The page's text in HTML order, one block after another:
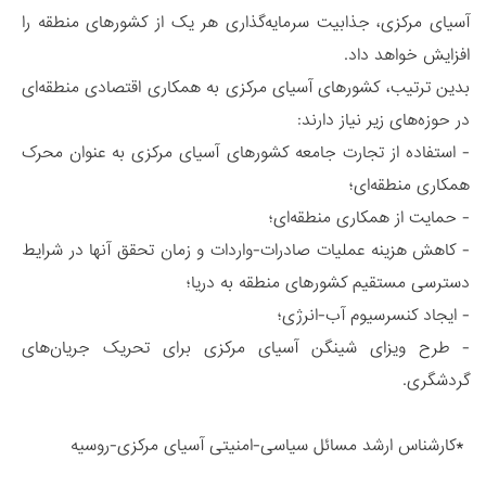
آسیای مرکزی، جذابیت سرمایه‌گذاری هر یک از کشورهای منطقه را
افزایش خواهد داد.
بدین ترتیب، کشورهای آسیای مرکزی به همکاری اقتصادی منطقه‌ای
در حوزه‌های زیر نیاز دارند:
- استفاده از تجارت جامعه کشورهای آسیای مرکزی به عنوان محرک
همکاری منطقه‌ای؛
- حمایت از همکاری منطقه‌ای؛
- کاهش هزینه عملیات صادرات-واردات و زمان تحقق آنها در شرایط
دسترسی مستقیم کشورهای منطقه به دریا؛
- ایجاد کنسرسیوم آب-انرژی؛
- طرح ویزای شینگن آسیای مرکزی برای تحریک جریان‌های
گردشگری.
*کارشناس ارشد مسائل سیاسی-امنیتی آسیای مرکزی-روسیه